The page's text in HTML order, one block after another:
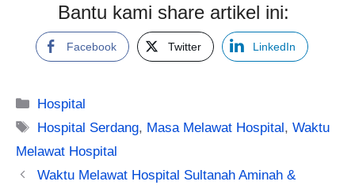
Bantu kami share artikel ini:
Facebook Twitter LinkedIn
Categories
Hospital
Tags
Hospital Serdang, Masa Melawat Hospital,Waktu
Melawat Hospital
Waktu Melawat Hospital Sultanah Aminah &